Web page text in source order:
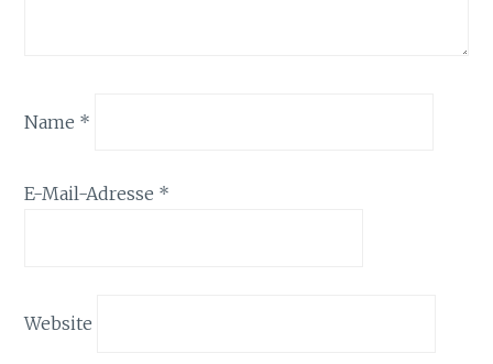
Name *
E-Mail-Adresse *
Website